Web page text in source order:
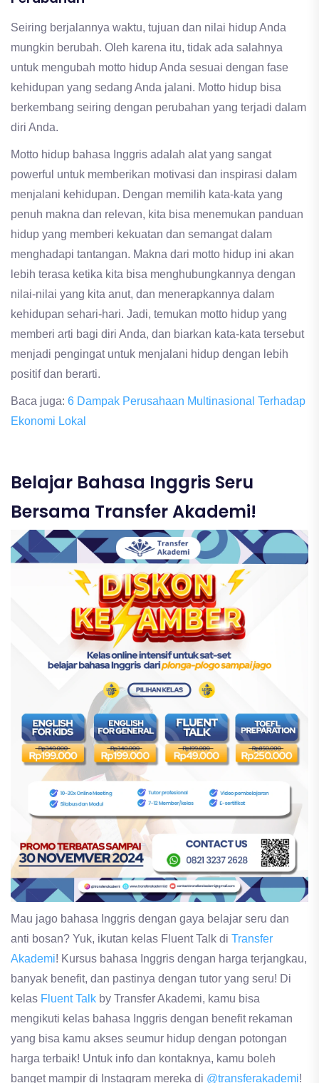
Seiring berjalannya waktu, tujuan dan nilai hidup Anda
mungkin berubah. Oleh karena itu, tidak ada salahnya
untuk mengubah motto hidup Anda sesuai dengan fase
kehidupan yang sedang Anda jalani. Motto hidup bisa
berkembang seiring dengan perubahan yang terjadi dalam
diri Anda.
Motto hidup bahasa Inggris adalah alat yang sangat
powerful untuk memberikan motivasi dan inspirasi dalam
menjalani kehidupan. Dengan memilih kata-kata yang
penuh makna dan relevan, kita bisa menemukan panduan
hidup yang memberi kekuatan dan semangat dalam
menghadapi tantangan. Makna dari motto hidup ini akan
lebih terasa ketika kita bisa menghubungkannya dengan
nilai-nilai yang kita anut, dan menerapkannya dalam
kehidupan sehari-hari. Jadi, temukan motto hidup yang
memberi arti bagi diri Anda, dan biarkan kata-kata tersebut
menjadi pengingat untuk menjalani hidup dengan lebih
positif dan berarti.
Baca juga: 6 Dampak Perusahaan Multinasional Terhadap
Ekonomi Lokal
Belajar Bahasa Inggris Seru
Bersama Transfer Akademi!
Mau jago bahasa Inggris dengan gaya belajar seru dan
anti bosan? Yuk, ikutan kelas Fluent Talk di Transfer
Akademi! Kursus bahasa Inggris dengan harga terjangkau,
banyak benefit, dan pastinya dengan tutor yang seru! Di
kelas Fluent Talk by Transfer Akademi, kamu bisa
mengikuti kelas bahasa Inggris dengan benefit rekaman
yang bisa kamu akses seumur hidup dengan potongan
harga terbaik! Untuk info dan kontaknya, kamu boleh
banget mampir di Instagram mereka di @transferakademi!